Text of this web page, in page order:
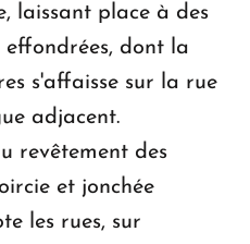
laissant place à des
effondrées, dont la
s'affaisse sur la rue
adjacent.
revêtement des
et jonchée
les rues, sur